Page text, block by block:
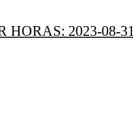
2023-08-31